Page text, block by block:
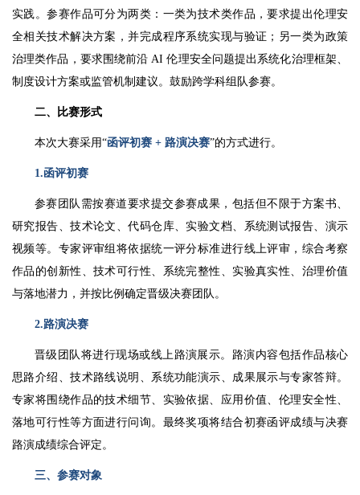
实践。参赛作品可分为两类：一类为技术类作品，要求提出伦理安
全相关技术解决方案，并完成程序系统实现与验证；另一类为政策
治理类作品，要求围绕前沿 AI 伦理安全问题提出系统化治理框架、
制度设计方案或监管机制建议。鼓励跨学科组队参赛。
二、比赛形式
本次大赛采用“函评初赛 + 路演决赛”的方式进行。
1.函评初赛
参赛团队需按赛道要求提交参赛成果，包括但不限于方案书、
研究报告、技术论文、代码仓库、实验文档、系统测试报告、演示
视频等。专家评审组将依据统一评分标准进行线上评审，综合考察
作品的创新性、技术可行性、系统完整性、实验真实性、治理价值
与落地潜力，并按比例确定晋级决赛团队。
2.路演决赛
晋级团队将进行现场或线上路演展示。路演内容包括作品核心
思路介绍、技术路线说明、系统功能演示、成果展示与专家答辩。
专家将围绕作品的技术细节、实验依据、应用价值、伦理安全性、
落地可行性等方面进行问询。最终奖项将结合初赛函评成绩与决赛
路演成绩综合评定。
三、参赛对象